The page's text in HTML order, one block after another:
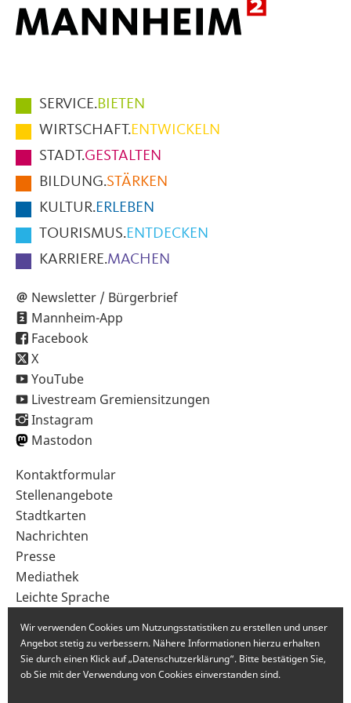
Hauptmenüpunkte
im
Fußbereich
der
Seite
SERVICE.BIETEN
WIRTSCHAFT.ENTWICKELN
STADT.GESTALTEN
BILDUNG.STÄRKEN
KULTUR.ERLEBEN
TOURISMUS.ENTDECKEN
KARRIERE.MACHEN
Newsletter / Bürgerbrief
Mannheim-App
Facebook
X
YouTube
Livestream Gremiensitzungen
Instagram
Mastodon
Sekundärnavigation
im
Fußbereich
Kontaktformular
Stellenangebote
Stadtkarten
Nachrichten
Presse
Mediathek
Leichte Sprache
Wir verwenden Cookies um Nutzungsstatistiken zu erstellen und unser
Angebot stetig zu verbessern. Nähere Informationen hierzu erhalten
Sie durch einen Klick auf „Datenschutzerklärung“. Bitte bestätigen Sie,
ob Sie mit der Verwendung von Cookies einverstanden sind.